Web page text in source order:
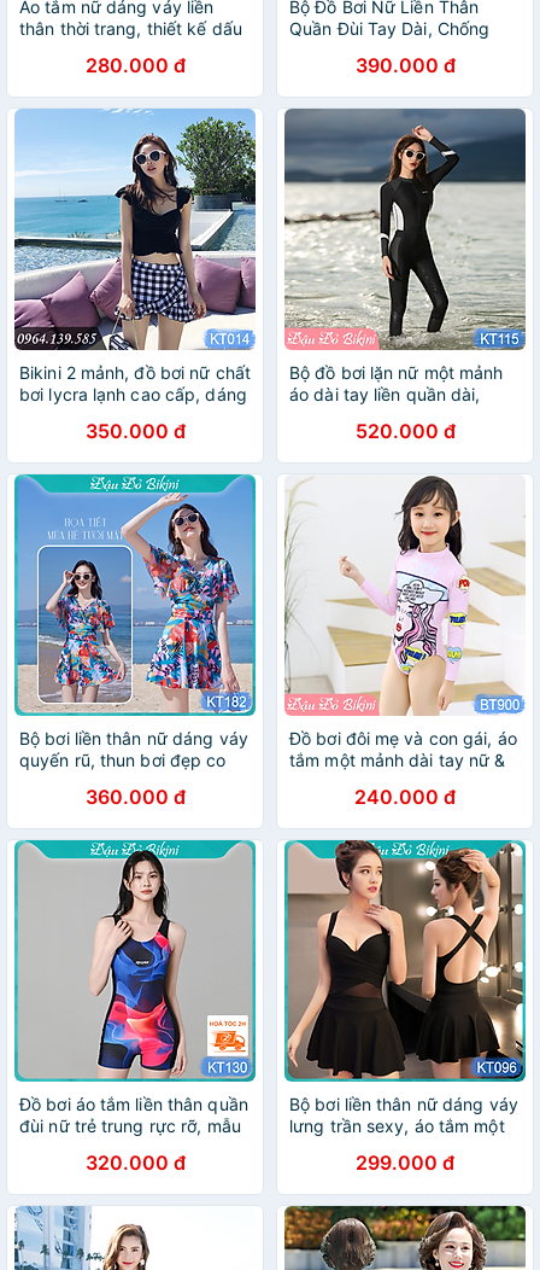
Áo tắm nữ dáng váy liền
thân thời trang, thiết kế dấu
hơn, phom rộng rãi phù hợp
cho cả các mẹ, các bác tuổi
trung niên | KT002
280.000 đ
Bộ Đồ Bơi Nữ Liền Thân
Quần Đùi Tay Dài, Chống
Tiện Lợi, Chất Vải Thun Lạnh
Co Giãn Cao, Nhanh Khô -
Phom Dáng Ôm Gọn, Tôn
Dáng | KT901
390.000 đ
Bikini 2 mảnh, đồ bơi nữ chất
bơi lycra lạnh cao cấp, dáng
quần váy cách điệu nữ tính,
| KT014
350.000 đ
Bộ đồ bơi lặn nữ một mảnh
áo dài tay liền quần dài,
big size đến 90kg cho người
mập béo, chất liệu cao cấp |
KT115
520.000 đ
Bộ bơi liền thân nữ dáng váy
quyến rũ, thun bơi đẹp co
có sẵn gọng đệm, tôn dáng
giấu bụng tốt | KT180
360.000 đ
Đồ bơi đôi mẹ và con gái, áo
tắm một mảnh dài tay nữ &
trung xinh xắn, chất thun
lạnh mát mịn, co giãn cao |
CP900
240.000 đ
Đồ bơi áo tắm liền thân quần
đùi nữ trẻ trung rực rỡ, mẫu
hoàn hảo, có size lớn big
size cho bạn nữ mập béo |
KT130
320.000 đ
Bộ bơi liền thân nữ dáng váy
lưng trần sexy, áo tắm một
đẩy vòng một, chất thun bơi
lạnh dày đẹp mịn mát, co
giãn tốt | KT098
299.000 đ